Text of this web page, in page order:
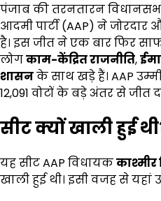
पंजाब की तरनतारन
आदमी पार्टी (AAP) ने
है। इस जीत ने एक बार फिर
लोगकाम-केंद्रित राजनीति,
शासनके साथ खड़े हैं। AAP
12,091 वोटों के बड़े अंतर से जीत
सीट क्यों खाली हुई
यह सीट AAP विधायक
खाली हुई थी। इसी वजह से यहां